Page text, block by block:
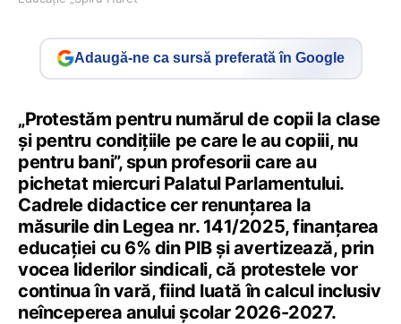
Adaugă-ne ca sursă preferată în Google
„Protestăm pentru numărul de copii la clase
și pentru condițiile pe care le au copiii, nu
pentru bani”, spun profesorii care au
pichetat miercuri Palatul Parlamentului.
Cadrele didactice cer renunțarea la
măsurile din Legea nr. 141/2025, finanțarea
educației cu 6% din PIB și avertizează, prin
vocea liderilor sindicali, că protestele vor
continua în vară, fiind luată în calcul inclusiv
neînceperea anului școlar 2026-2027.